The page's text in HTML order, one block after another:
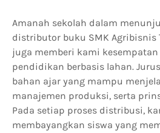
Amanah sekolah dalam
distributor buku SMK Agribisnis
juga memberi kami
pendidikan berbasis lahan.
bahan ajar yang mampu
manajemen produksi, serta
Pada setiap proses distribusi,
membayangkan siswa yang